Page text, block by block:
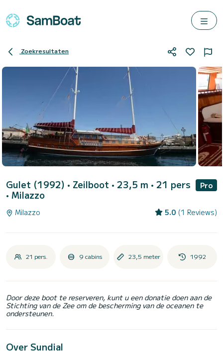
Zoekresultaten
Gulet (1992) • Zeilboot • 23,5 m • 21 pers
• Milazzo
Pro
Milazzo 5.0 (1 Reviews)
21 pers. 9 cabins 23,5 meter 1992
Door deze boot te reserveren, kunt u een donatie doen aan de
Stichting van de Zee om de bescherming van de oceanen te
ondersteunen.
Over Sundial